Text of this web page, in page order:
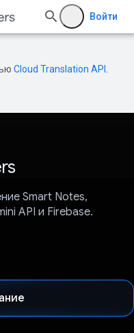
Войти
Cloud Translation API
Smart Notes,
API и Firebase.